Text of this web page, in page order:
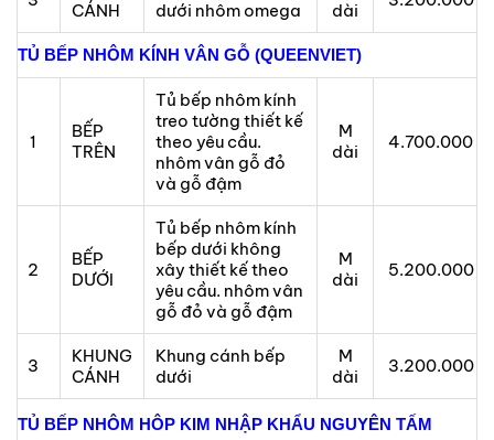
CÁNH
dưới nhôm omega
dài
TỦ BẾP NHÔM KÍNH VÂN GỖ (QUEENVIET)
1
BẾP
TRÊN
Tủ bếp nhôm kính
treo tường thiết kế
theo yêu cầu.
nhôm vân gỗ đỏ
và gỗ đậm
M
dài
4.700.000
2
BẾP
DƯỚI
Tủ bếp nhôm kính
bếp dưới không
xây thiết kế theo
yêu cầu. nhôm vân
gỗ đỏ và gỗ đậm
M
dài
5.200.000
3
KHUNG
CÁNH
Khung cánh bếp
dưới
M
dài
3.200.000
TỦ BẾP NHÔM HÔP KIM NHẬP KHẨU NGUYÊN TẤM